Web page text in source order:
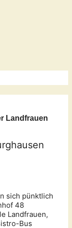
Landfrauen
sich pünktlich
48
Landfrauen,
Bus